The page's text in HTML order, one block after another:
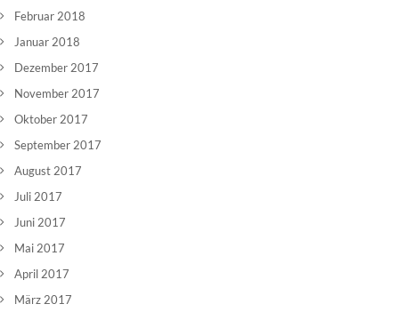
Februar 2018
Januar 2018
Dezember 2017
November 2017
Oktober 2017
September 2017
August 2017
Juli 2017
Juni 2017
Mai 2017
April 2017
März 2017